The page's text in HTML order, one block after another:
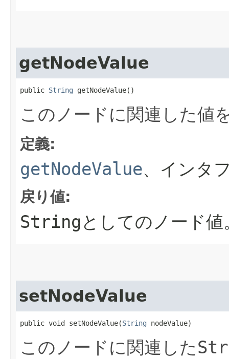
getNodeValue
public String getNodeValue()
このノードに関連した値
定義:
getNodeValue、インタ
戻り値:
String としてのノード値
setNodeValue
public void setNodeValue​(String nodeValue)
このノードに関連した